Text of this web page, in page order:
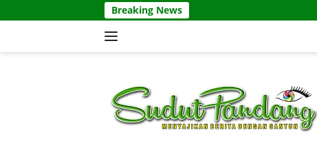
ke
Breaking News